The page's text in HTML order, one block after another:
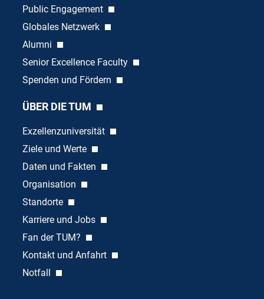
Public Engagement
Globales Netzwerk
Alumni
Senior Excellence Faculty
Spenden und Fördern
ÜBER DIE TUM
Exzellenzuniversität
Ziele und Werte
Daten und Fakten
Organisation
Standorte
Karriere und Jobs
Fan der TUM?
Kontakt und Anfahrt
Notfall